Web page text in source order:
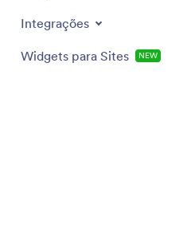
Integrações
Widgets para Sites NEW